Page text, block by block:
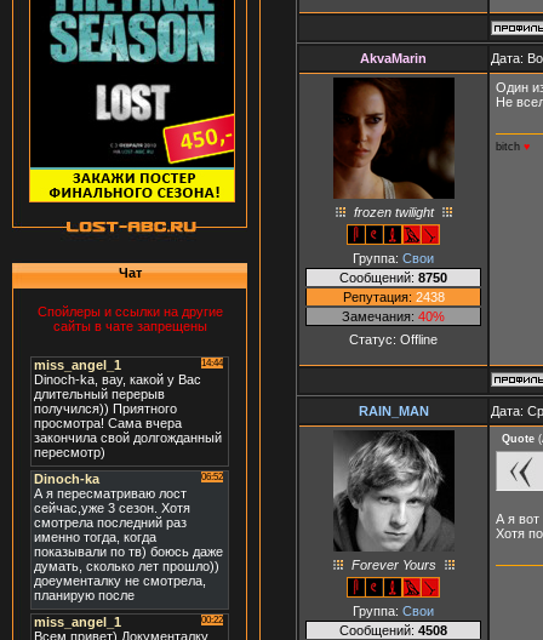
Чат
Спойлеры и ссылки на другие
сайты в чате запрещены
AkvaMarin Дата:
frozen twilight
Группа: Свои
Сообщений: 8750
Репутация: 2438
Замечания: 40%
Статус: Offline
Один
Не
bitch ♥
RAIN_MAN Дата:
Forever Yours
Группа: Свои
Сообщений: 4508
Quote (
А я вот
Хотя